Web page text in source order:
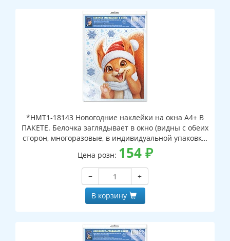
*НМТ1-18143 Новогодние наклейки на окна А4+ В
ПАКЕТЕ. Белочка заглядывает в окно (видны с обеих
сторон, многоразовые, в индивидуальной упаковке,
с европодвесом и клеевым клапаном)
Цена розн: 154₽
−
+
В корзину